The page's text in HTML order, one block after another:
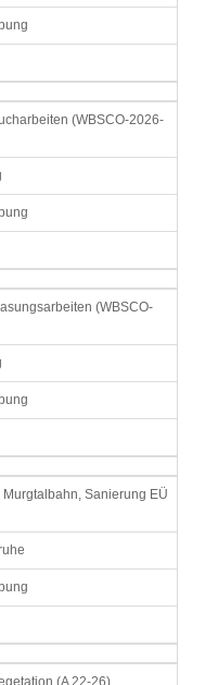
(WBSCO-2026-
(WBSCO-
Sanierung EÜ
(A 22-26)